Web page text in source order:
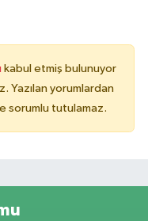
kabul etmiş bulunuyor
Yazılan yorumlardan
sorumlu tutulamaz.